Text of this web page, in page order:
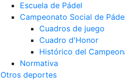
Escuela de Pádel
Campeonato Social de
Cuadros de juego
Cuadro d'Honor
Histórico del
Normativa
Otros deportes